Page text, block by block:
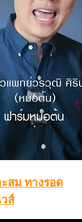
สม ทางรอด
ส์